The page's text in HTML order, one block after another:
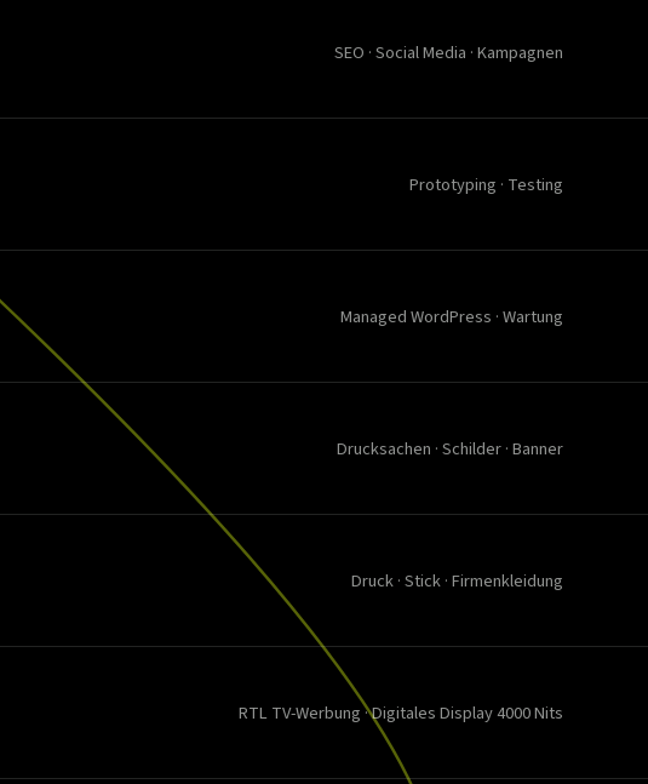
SEO · Social Media · Kampagnen
Prototyping · Testing
Managed WordPress · Wartung
Drucksachen · Schilder · Banner
Druck · Stick · Firmenkleidung
RTL TV-Werbung · Digitales Display 4000 Nits